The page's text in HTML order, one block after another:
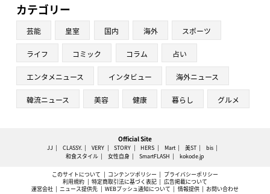
カテゴリー
芸能 皇室 国内 海外 スポーツ
ライフ コミック コラム 占い
エンタメニュース インタビュー 海外ニュース
韓流ニュース 美容 健康 暮らし グルメ
Official Site
JJ CLASSY. VERY STORY HERS Mart 美ST
bis
和食スタイル
女性自身 SmartFLASH kokode.jp
このサイトについて コンテンツポリシー
プライバシーポリシー
利用規約
特定商取引法に基づく表記
広告掲載について
運営会社
ニュース提供先 WEBプッシュ通知について 情報提供 お問い合わせ